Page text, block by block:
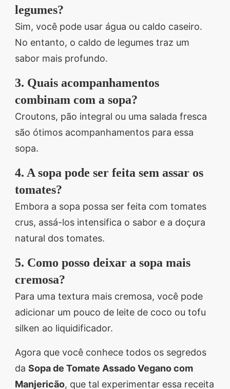
legumes?
Sim, você pode usar água ou caldo caseiro.
No entanto, o caldo de legumes traz um
sabor mais profundo.
3. Quais acompanhamentos
combinam com a sopa?
Croutons, pão integral ou uma salada fresca
são ótimos acompanhamentos para essa
sopa.
4. A sopa pode ser feita sem assar os
tomates?
Embora a sopa possa ser feita com tomates
crus, assá-los intensifica o sabor e a doçura
natural dos tomates.
5. Como posso deixar a sopa mais
cremosa?
Para uma textura mais cremosa, você pode
adicionar um pouco de leite de coco ou tofu
silken ao liquidificador.
Agora que você conhece todos os segredos
da Sopa de Tomate Assado Vegano com
Manjericão, que tal experimentar essa receita